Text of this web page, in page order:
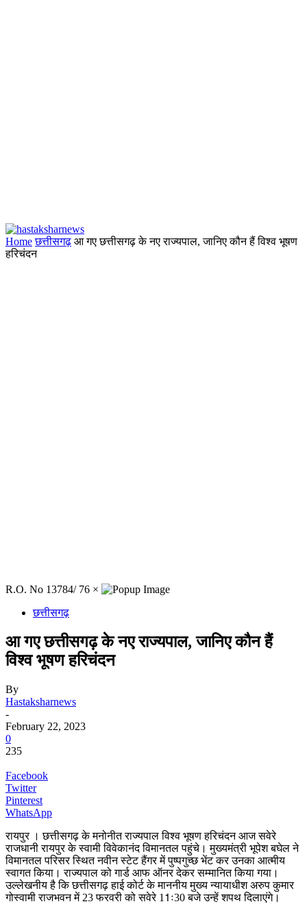
Home छत्तीसगढ़ आ गए छत्तीसगढ़ के नए राज्यपाल, जानिए कौन हैं विश्व भूषण
हरिचंदन
R.O. No 13784/ 76 ×
छत्तीसगढ़
आ गए छत्तीसगढ़ के नए राज्यपाल, जानिए कौन हैं
विश्व भूषण हरिचंदन
By
Hastaksharnews
-
February 22, 2023
0
235
Facebook
Twitter
Pinterest
WhatsApp
रायपुर । छत्तीसगढ़ के मनोनीत राज्यपाल विश्व भूषण हरिचंदन आज सवेरे
राजधानी रायपुर के स्वामी विवेकानंद विमानतल पहुंचे। मुख्यमंत्री भूपेश बघेल ने
विमानतल परिसर स्थित नवीन स्टेट हैंगर में पुष्पगुच्छ भेंट कर उनका आत्मीय
स्वागत किया। राज्यपाल को गार्ड आफ ऑनर देकर सम्मानित किया गया।
उल्लेखनीय है कि छत्तीसगढ़ हाई कोर्ट के माननीय मुख्य न्यायाधीश अरुप कुमार
गोस्वामी राजभवन में 23 फरवरी को सवेरे 11ः30 बजे उन्हें शपथ दिलाएंगे।